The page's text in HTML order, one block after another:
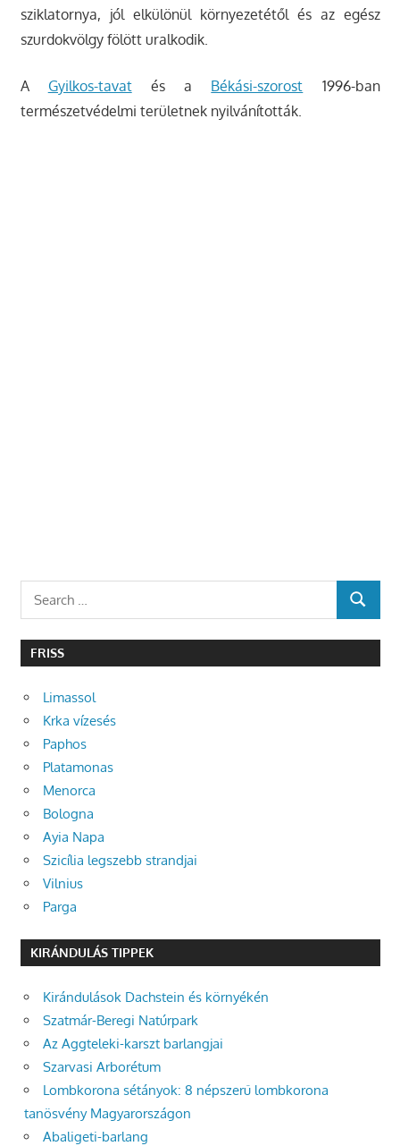
sziklatornya, jól elkülönül környezetétől és az egész
szurdokvölgy fölött uralkodik.
A Gyilkos-tavatés a Békási-szorost 1996-ban
természetvédelmi területnek nyilvánították.
SEARCH
FRISS
Limassol
Krka vízesés
Paphos
Platamonas
Menorca
Bologna
Ayia Napa
Szicília legszebb strandjai
Vilnius
Parga
KIRÁNDULÁS TIPPEK
Kirándulások Dachstein és környékén
Szatmár-Beregi Natúrpark
Az Aggteleki-karszt barlangjai
Szarvasi Arborétum
Lombkorona sétányok: 8 népszerű lombkorona
tanösvény Magyarországon
Abaligeti-barlang